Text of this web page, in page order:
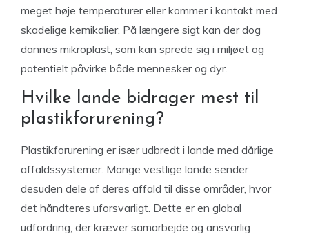
meget høje temperaturer eller kommer i kontakt med
skadelige kemikalier. På længere sigt kan der dog
dannes mikroplast, som kan sprede sig i miljøet og
potentielt påvirke både mennesker og dyr.
Hvilke lande bidrager mest til
plastikforurening?
Plastikforurening er især udbredt i lande med dårlige
affaldssystemer. Mange vestlige lande sender
desuden dele af deres affald til disse områder, hvor
det håndteres uforsvarligt. Dette er en global
udfordring, der kræver samarbejde og ansvarlig